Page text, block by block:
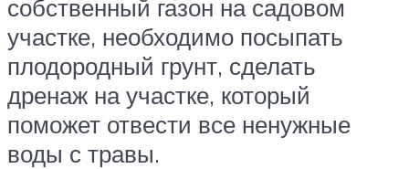
собственный газон на садовом
участке, необходимо посыпать
плодородный грунт, сделать
дренаж на участке, который
поможет отвести все ненужные
воды с травы.